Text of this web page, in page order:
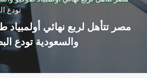
تودع
مصر تتأهل لربع نهائي أولمبياد
والسعودية تودع